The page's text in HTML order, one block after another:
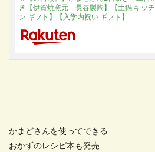
き【伊賀焼窯元 長谷製陶】【土鍋 キッチ
ン ギフト】【入学内祝い ギフト】
かまどさんを使ってできる
おかずのレシピ本も発売